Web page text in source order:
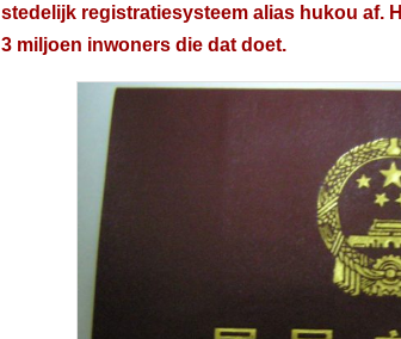
stedelijk registratiesysteem alias hukou af.
3 miljoen inwoners die dat doet.